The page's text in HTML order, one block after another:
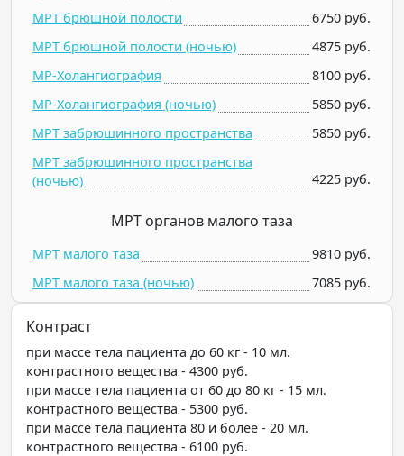
МРТ брюшной полости
6750 руб.
МРТ брюшной полости (ночью)
4875 руб.
МР-Холангиография
8100 руб.
МР-Холангиография (ночью)
5850 руб.
МРТ забрюшинного пространства
5850 руб.
МРТ забрюшинного пространства
(ночью)
4225 руб.
МРТ органов малого таза
МРТ малого таза
9810 руб.
МРТ малого таза (ночью)
7085 руб.
Контраст
при массе тела пациента до 60 кг - 10 мл.
контрастного вещества - 4300 руб.
при массе тела пациента от 60 до 80 кг - 15 мл.
контрастного вещества - 5300 руб.
при массе тела пациента 80 и более - 20 мл.
контрастного вещества - 6100 руб.